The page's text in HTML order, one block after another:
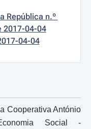
República n.º
2017-04-04
04-04
Cooperativa António
Social -